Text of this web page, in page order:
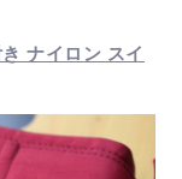
ナイロン スイ